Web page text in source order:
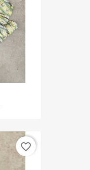
favorite_border